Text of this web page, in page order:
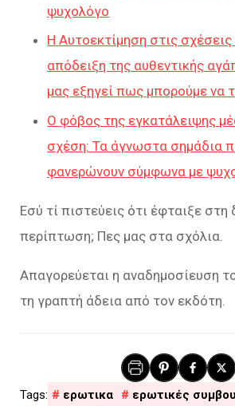
ψυχολόγο
Η Αυτοεκτίμηση στις σχέσεις
απόδειξη της αυθεντικής
μας εξηγεί πως μπορούμε να
Ο φόβος της εγκατάλειψης
σχέση: Τα άγνωστα σημάδια
φανερώνουν σύμφωνα με
Εσύ τί πιστεύεις ότι έφταιξε στη
περίπτωση; Πες μας στα σχόλια.
Απαγορεύεται η αναδημοσίευση
τη γραπτή άδεια από τον εκδότη.
ερωτικα
ερωτικές